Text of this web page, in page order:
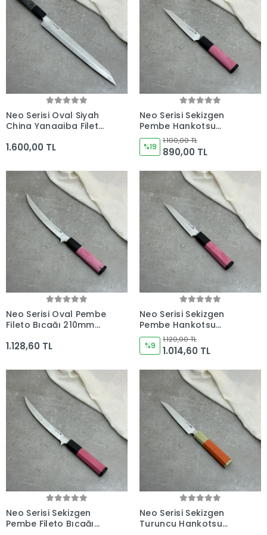
Neo Serisi Oval Siyah
China Yanagiba Fileto
Kocakaya El Yapımı
1.600,00 TL
Neo Serisi Sekizgen
Pembe Hankotsu
Soyma Bıçağı 160mm
Namlu - Kocakaya El
Yapımı Şef Bıçakları
%19
1.100,00 TL
890,00 TL
Neo Serisi Oval Pembe
Fileto Bıçağı 210mm
Yapımı Şef Bıçakları
1.128,60 TL
Neo Serisi Sekizgen
Pembe Hankotsu
Soyma Bıçağı 160mm
Namlu - Kocakaya El
Yapımı Şef Bıçakları
%9
1.120,00 TL
1.014,60 TL
Neo Serisi Sekizgen
Pembe Fileto Bıçağı
Neo Serisi Sekizgen
Turuncu Hankotsu